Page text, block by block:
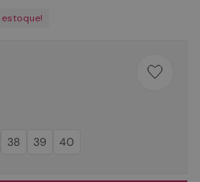
38 39 40